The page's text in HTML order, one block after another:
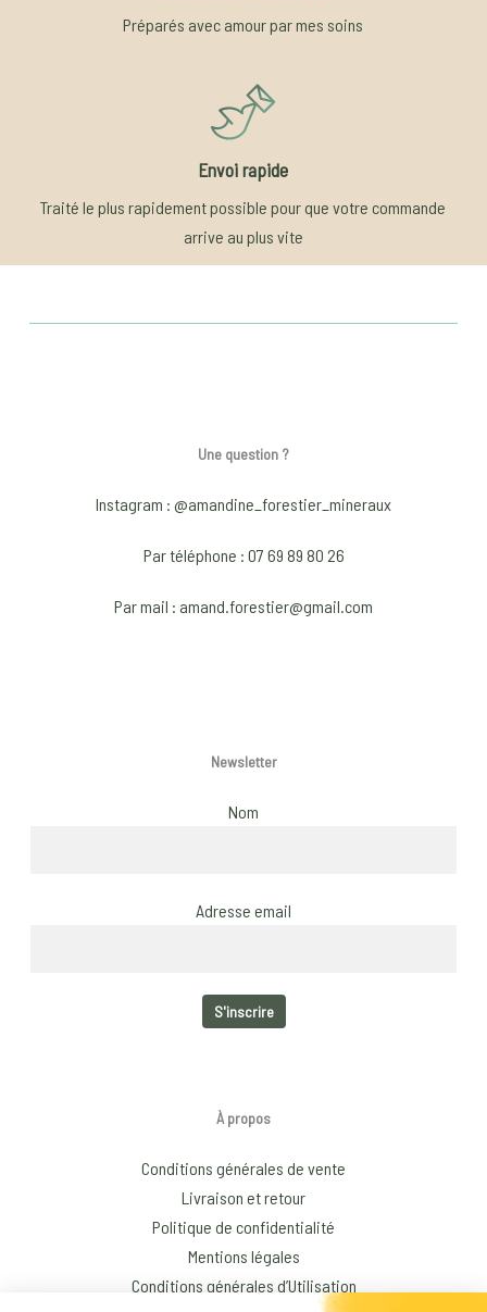
Préparés avec amour par mes soins
Envoi rapide
Traité le plus rapidement possible pour que votre commande
arrive au plus vite
Une question ?
Instagram : @amandine_forestier_mineraux
Par téléphone : 07 69 89 80 26
Par mail : amand.forestier@gmail.com
Newsletter
Nom
Adresse email
À propos
Conditions générales de vente
Livraison et retour
Politique de confidentialité
Mentions légales
Conditions générales d’Utilisation